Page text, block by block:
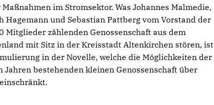
im Stromsektor. Was Johannes Malmedie,
Hagemann und Sebastian Pattberg vom Vorstand der
Mitglieder zählenden Genossenschaft aus dem
mit Sitz in der Kreisstadt Altenkirchen stören, ist
in der Novelle, welche die Möglichkeiten der
Jahren bestehenden kleinen Genossenschaft über